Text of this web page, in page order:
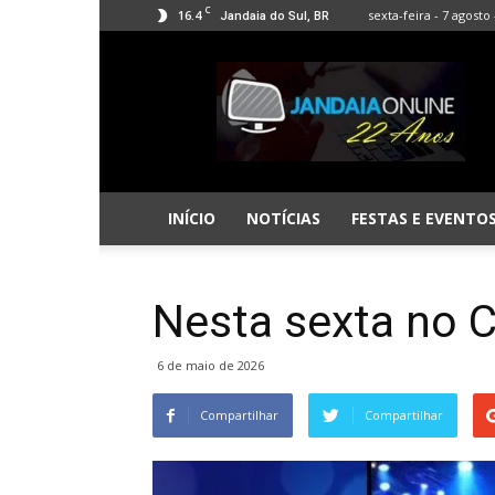
16.4 C Jandaia do Sul, BR sexta-feira - 7 agosto
Jandaia
Online
INÍCIO NOTÍCIAS FESTAS E
Nesta sexta no
6 de maio de 2026
Compartilhar Compartilhar